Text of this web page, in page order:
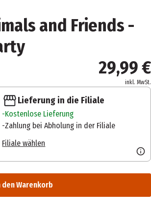
and Friends -
29,99 €
inkl. MwSt.
Lieferung in die Filiale
Kostenlose Lieferung
Zahlung bei Abholung in der Filiale
Filiale wählen
den Warenkorb